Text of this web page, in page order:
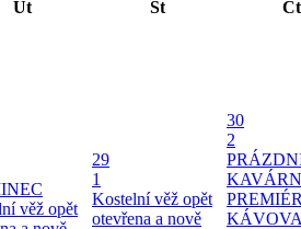
Út St Čt
věž opět
29
1
Kostelní věž opět
otevřena a nově
30
2